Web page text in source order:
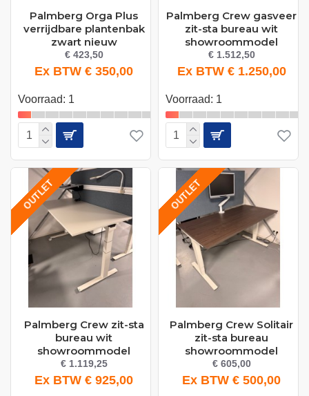
Palmberg Orga Plus
verrijdbare plantenbak
zwart nieuw
€ 423,50
Ex BTW € 350,00
Voorraad: 1
Palmberg Crew gasveer
zit-sta bureau wit
showroommodel
€ 1.512,50
Ex BTW € 1.250,00
Voorraad: 1
OUTLET
Palmberg Crew zit-sta
bureau wit
showroommodel
€ 1.119,25
Ex BTW € 925,00
OUTLET
Palmberg Crew Solitair
zit-sta bureau
showroommodel
€ 605,00
Ex BTW € 500,00